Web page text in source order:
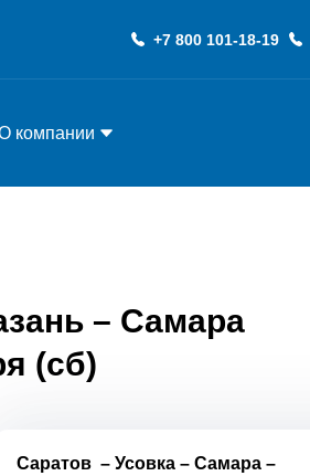
+7 800 101-18-19
компании
– Самара
(сб)
Саратов –Усовка –Самара –